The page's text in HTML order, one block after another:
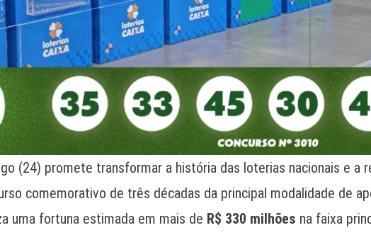
(24) promete transformar a história das loterias nacionais e a
comemorativo de três décadas da principal modalidade de
uma fortuna estimada em mais de R$ 330 milhões na faixa